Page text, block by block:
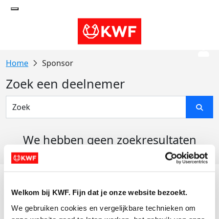
Welkom bij KWF. Fijn dat je onze website bezoekt.
We gebruiken cookies en vergelijkbare technieken om
Sponsor
Zoek een deelnemer
We hebben geen zoekresultaten
Actiematerialen
Evenementen